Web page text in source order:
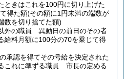
ときはこれを100円に切り上げた
得た額(その額に1円未満の端数が
数を切り捨てた額)
外の職員 異動日の前日のその者
給料月額に100分の70を乗じて得
承認を得てその号給を決定された
これに準ずる職員 市長の定める